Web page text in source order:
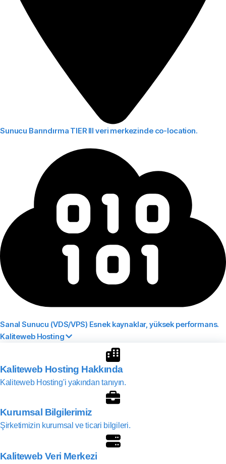
Sunucu Barındırma TIER III veri merkezinde co-location.
Sanal Sunucu (VDS/VPS) Esnek kaynaklar, yüksek performans.
Kaliteweb Hosting
Kaliteweb Hosting Hakkında
Kaliteweb Hosting'i yakından tanıyın.
Kurumsal Bilgilerimiz
Şirketimizin kurumsal ve ticari bilgileri.
Kaliteweb Veri Merkezi